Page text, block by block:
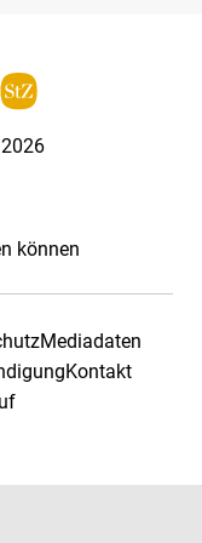
können
Mediadaten
Kontakt